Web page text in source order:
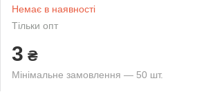
Немає в наявності
Тільки опт
3 ₴
Мінімальне замовлення — 50 шт.